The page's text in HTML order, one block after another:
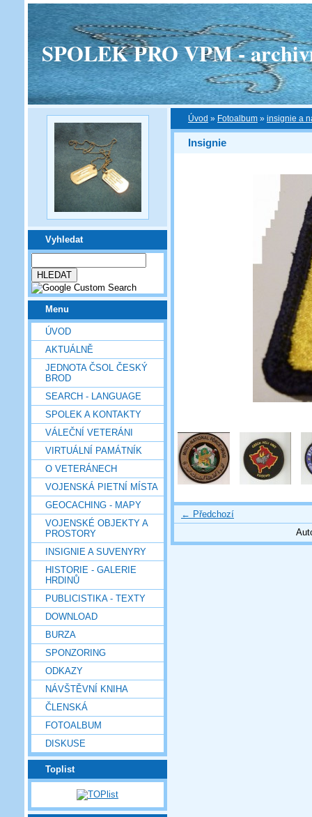
SPOLEK PRO VPM -
Vyhledat
Menu
ÚVOD
AKTUÁLNĚ
JEDNOTA ČSOL ČESKÝ
BROD
SEARCH - LANGUAGE
SPOLEK A KONTAKTY
VÁLEČNÍ VETERÁNI
VIRTUÁLNÍ PAMÁTNÍK
O VETERÁNECH
VOJENSKÁ PIETNÍ MÍSTA
GEOCACHING - MAPY
VOJENSKÉ OBJEKTY A
PROSTORY
INSIGNIE A SUVENYRY
HISTORIE - GALERIE
HRDINŮ
PUBLICISTIKA - TEXTY
DOWNLOAD
BURZA
SPONZORING
ODKAZY
NÁVŠTĚVNÍ KNIHA
ČLENSKÁ
FOTOALBUM
DISKUSE
Toplist
Úvod » Fotoalbum » insignie a
Insignie
← Předchozí